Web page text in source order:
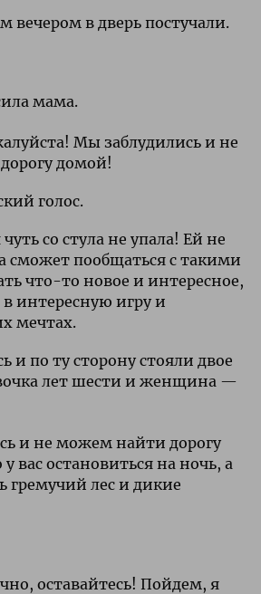
в дверь постучали.
мама.
Мы заблудились и не
домой!
голос.
со стула не упала! Ей не
сможет пообщаться с такими
что-то новое и интересное,
интересную игру и
мечтах.
и по ту сторону стояли двое
лет шести и женщина —
и не можем найти дорогу
вас остановиться на ночь, а
гремучий лес и дикие
оставайтесь! Пойдем, я